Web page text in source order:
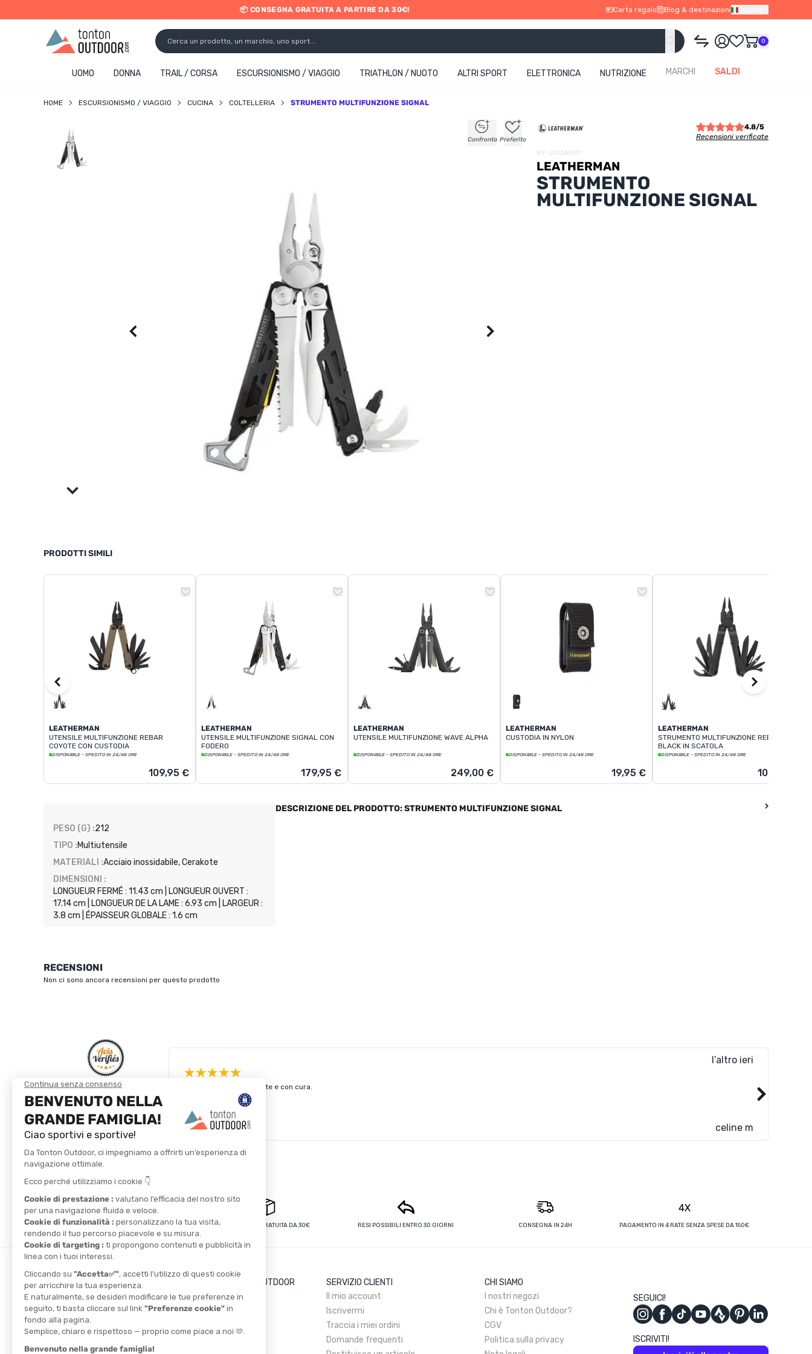
content
📦 CONSEGNA GRATUITA A PARTIRE DA 30€! Carta regalo Blog & destinazioni Italiano
0
UOMO DONNA TRAIL / CORSA ESCURSIONISMO / VIAGGIO TRIATHLON / NUOTO ALTRI SPORT ELETTRONICA NUTRIZIONE MARCHI SALDI
HOME ESCURSIONISMO / VIAGGIO CUCINA COLTELLERIA STRUMENTO MULTIFUNZIONE SIGNAL
+
+
Confronta
+
+
Preferito
4.8/5
Recensioni verificate
RIF. 202246001
LEATHERMAN
STRUMENTO
MULTIFUNZIONE SIGNAL
PRODOTTI SIMILI
LEATHERMAN
UTENSILE MULTIFUNZIONE REBAR
COYOTE CON CUSTODIA
DISPONIBILE - SPEDITO IN 24/48 ORE
109,95 €
LEATHERMAN
UTENSILE MULTIFUNZIONE SIGNAL CON
FODERO
DISPONIBILE - SPEDITO IN 24/48 ORE
179,95 €
LEATHERMAN
UTENSILE MULTIFUNZIONE WAVE ALPHA
DISPONIBILE - SPEDITO IN 24/48 ORE
249,00 €
LEATHERMAN
CUSTODIA IN NYLON
DISPONIBILE - SPEDITO IN 24/48 ORE
19,95 €
LEATHERMAN
STRUMENTO MULTIFUNZIONE REBAR
BLACK IN SCATOLA
DISPONIBILE - SPEDITO IN 24/48 ORE
109,95 €
PESO (G) :212
TIPO :Multiutensile
MATERIALI :Acciaio inossidabile, Cerakote
DIMENSIONI :
LONGUEUR FERMÉ : 11.43 cm | LONGUEUR OUVERT :
17.14 cm | LONGUEUR DE LA LAME : 6.93 cm | LARGEUR :
3.8 cm | ÉPAISSEUR GLOBALE : 1.6 cm
DESCRIZIONE DEL PRODOTTO: STRUMENTO MULTIFUNZIONE SIGNAL
RECENSIONI
Non ci sono ancora recensioni per questo prodotto
4.8/5
Basato su4 327recensioni degli ultimi 12
mesi
Vedi tutte le recensioni
l’altro ieri
Consegnato rapidamente e con cura.
celine m
PAGAMENTO SICURO CONSEGNA GRATUITA DA 30€ RESI POSSIBILI ENTRO 30 GIORNI CONSEGNA IN 24H
4X
PAGAMENTO IN 4 RATE SENZA SPESE DA 150€
TROVA UN NEGOZIO
I VANTAGGI DI TONTON OUTDOOR
Il blog
Il cashback
SERVIZIO CLIENTI
Il mio account
Iscrivermi
Traccia i miei ordini
Domande frequenti
CHI SIAMO
I nostri negozi
Chi è Tonton Outdoor?
CGV
Politica sulla privacy
SEGUICI!
ISCRIVITI!